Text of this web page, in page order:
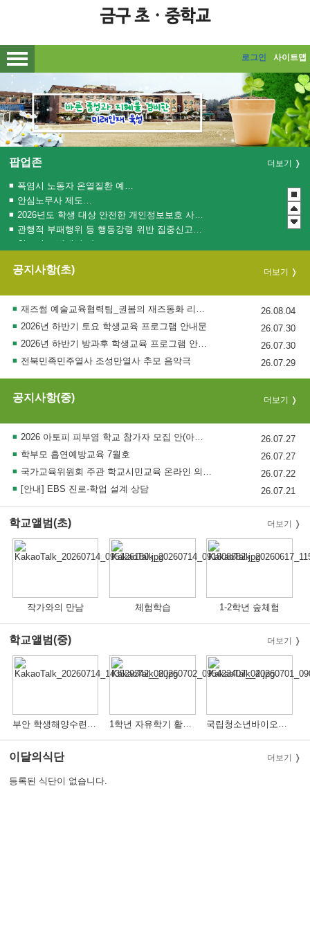
로그인 사이트맵
팝업존 더보기
청소년 도박예방 카드뉴스
관행적 부패행위 등 행동강령 위반 집중신고기간 운영
2026년도 학생 대상 안전한 개인정보보호 사례 공모전
안심노무사 제도 홍보
폭염시 노동자 온열질환 예방수칙
2026 학생 성장 지원 학부모 아카데미 운영
공지사항(초) 더보기
재즈썸 예술교육협력팀_권봄의 재즈동화 리플렛
26.08.04
2026년 하반기 토요 학생교육 프로그램 안내문
26.07.30
2026년 하반기 방과후 학생교육 프로그램 안내문
26.07.30
전북민족민주열사 조성만열사 추모 음악극
26.07.29
공지사항(중) 더보기
2026 아토피 피부염 학교 참가자 모집 안(아토피 피부염 학생 및 학부모 대상, 전남대)
26.07.27
학부모 흡연예방교육 7월호
26.07.27
국가교육위원회 주관 학교시민교육 온라인 의견수렴 참여 안내
26.07.22
[안내] EBS 진로·학업 설계 상담
26.07.21
학교앨범(초) 더보기
작가와의 만남 체험학습 1-2학년 숲체험
학교앨범(중) 더보기
부안 학생해양수련원 체험 활동 1학년 자유학기 활동(AI 활용교육) 국립청소년바이오센터 DNA추출활동(1학년)
이달의식단 더보기
등록된 식단이 없습니다.